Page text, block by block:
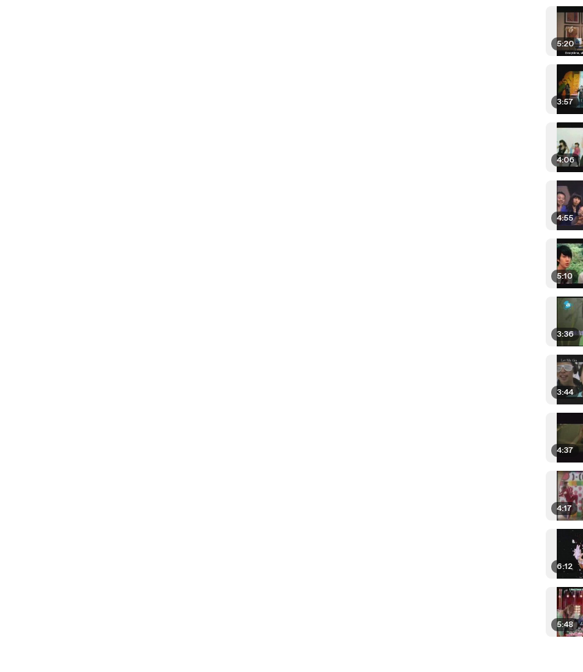
5:20
3:57
4:06
4:55
5:10
3:36
3:44
4:37
4:17
6:12
5:48